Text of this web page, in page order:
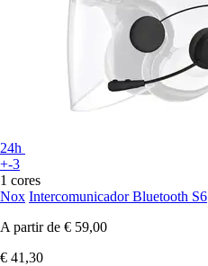
24h
+-3
1 cores
Nox Intercomunicador Bluetooth S6
A partir de € 59,00
€ 41,30